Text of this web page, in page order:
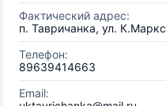
Фактический адрес:
п. Тавричанка, ул.
Телефон:
89639414663
Email: